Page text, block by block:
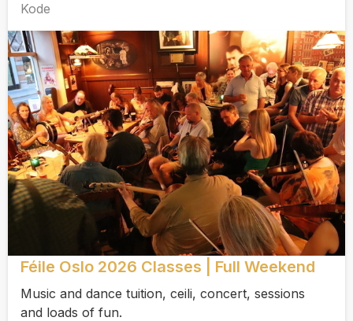
Kode
Féile Oslo 2026 Classes | Full Weekend
Music and dance tuition, ceili, concert, sessions
and loads of fun.